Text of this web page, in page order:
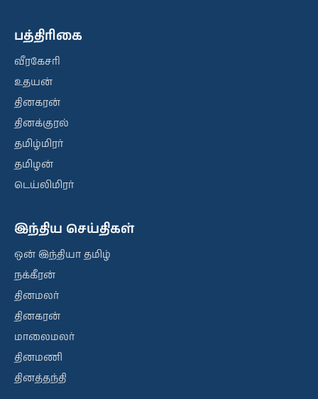
பத்திரிகை
வீரகேசரி
உதயன்
தினகரன்
தினக்குரல்
தமிழ்மிரர்
தமிழன்
டெய்லிமிரர்
இந்திய செய்திகள்
ஒன் இந்தியா தமிழ்
நக்கீரன்
தினமலர்
தினகரன்
மாலைமலர்
தினமணி
தினத்தந்தி